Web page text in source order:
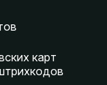
карт